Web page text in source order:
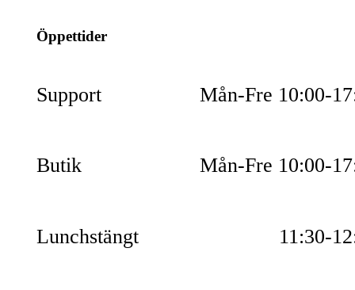
Öppettider
Support Mån-Fre 10:00-
Butik Mån-Fre 10:00-
Lunchstängt 11:30-